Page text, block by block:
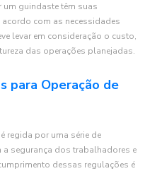
guindaste têm suas
com as necessidades
levar em consideração o custo,
das operações planejadas.
para Operação de
regida por uma série de
a segurança dos trabalhadores e
dessas regulações é